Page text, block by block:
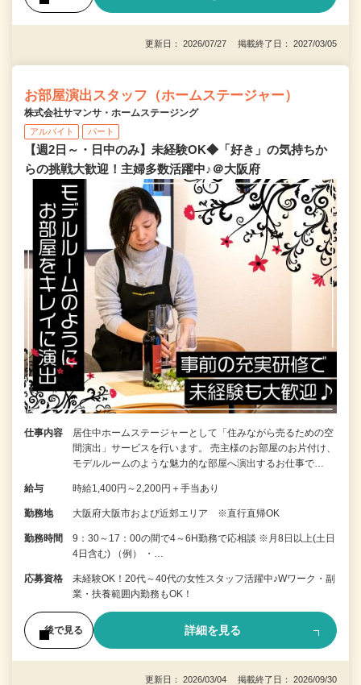
更新日： 2026/07/27 掲載終了日： 2027/03/05
お部屋演出スタッフ（ホームステージャー）
株式会社サマンサ・ホームステージング
アルバイト パート
【週2日～・日中のみ】未経験OK◆「好き」の気持ちか
らの挑戦大歓迎！主婦多数活躍中♪＠大阪府
仕事内容
居住中ホームステージャーとして「住みながら売るための空
間演出」サービスを行います。 売主様のお部屋のお片付け、
モデルルームのような魅力的な部屋へ演出するお仕事で…
給与 時給1,400円～2,200円＋手当あり
勤務地 大阪府大阪市および近郊エリア ※直行直帰OK
勤務時間
9：30～17：00の間で4～6H勤務で応相談 ※月8日以上(土日
4日含む) （例） ・…
応募資格
未経験OK！20代～40代の女性スタッフ活躍中♪Wワーク・副
業・扶養範囲内勤務もOK！
後で見る 詳細を見る
更新日： 2026/03/04 掲載終了日： 2026/09/30